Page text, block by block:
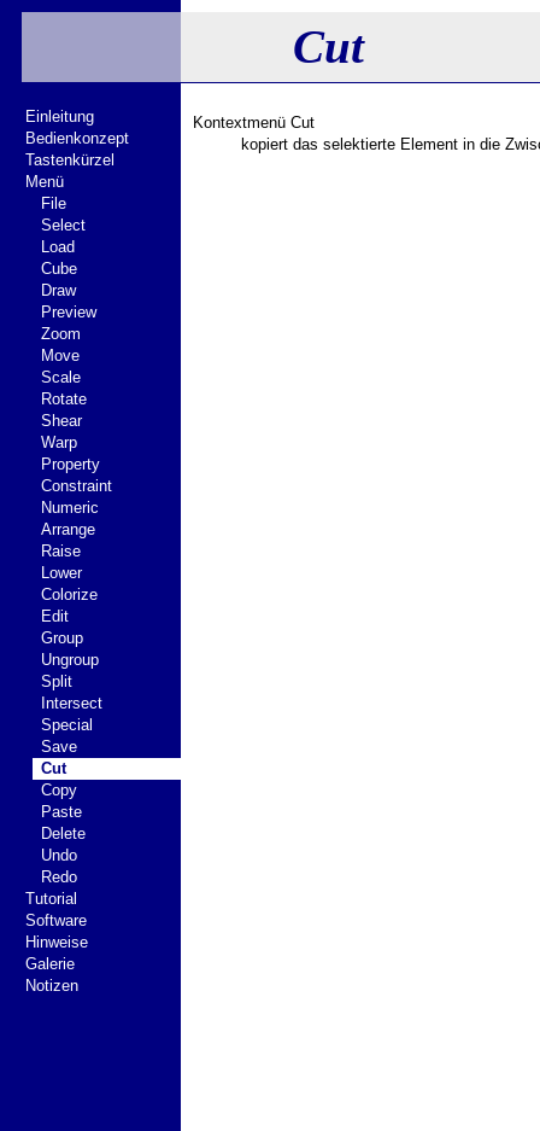
Cut
Kontextmenü Cut
kopiert das selektierte Element in die
Einleitung
Bedienkonzept
Tastenkürzel
Menü
File
Select
Load
Cube
Draw
Preview
Zoom
Move
Scale
Rotate
Shear
Warp
Property
Constraint
Numeric
Arrange
Raise
Lower
Colorize
Edit
Group
Ungroup
Split
Intersect
Special
Save
Cut
Copy
Paste
Delete
Undo
Redo
Tutorial
Software
Hinweise
Galerie
Notizen